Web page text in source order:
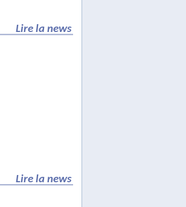
Lire la news
Lire la news